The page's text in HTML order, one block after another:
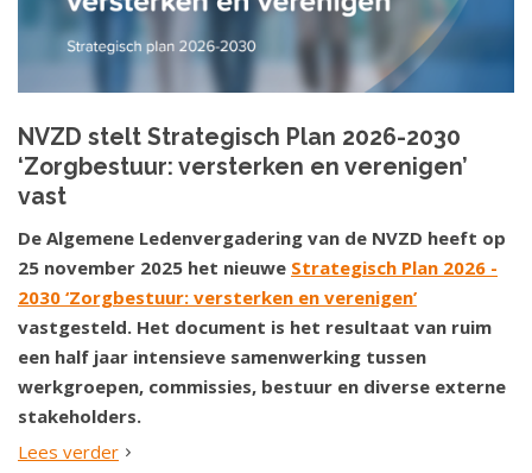
NVZD stelt Strategisch Plan 2026-2030
‘Zorgbestuur: versterken en verenigen’
vast
De Algemene Ledenvergadering van de NVZD heeft op
25 november 2025 het nieuwe Strategisch Plan 2026 -
2030 ‘Zorgbestuur: versterken en verenigen’
vastgesteld. Het document is het resultaat van ruim
een half jaar intensieve samenwerking tussen
werkgroepen, commissies, bestuur en diverse externe
stakeholders.
Lees verder